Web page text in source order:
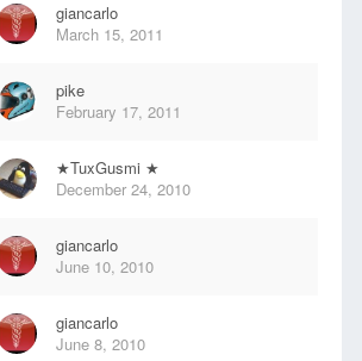
giancarlo
March 15, 2011
pike
February 17, 2011
★TuxGusmi ★
December 24, 2010
giancarlo
June 10, 2010
giancarlo
June 8, 2010